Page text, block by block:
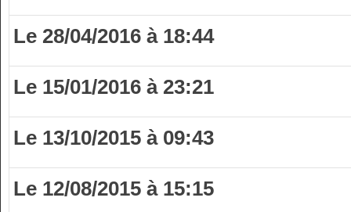
Le 28/04/2016 à 18:44
Le 15/01/2016 à 23:21
Le 13/10/2015 à 09:43
Le 12/08/2015 à 15:15